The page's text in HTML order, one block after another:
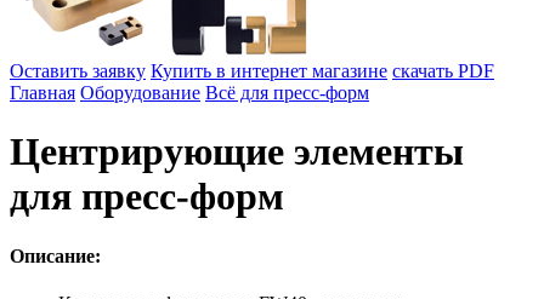
Оставить заявку Купить в интернет магазине скачать PDF
Главная Оборудование Всё для пресс-форм
Центрирующие элементы
для пресс-форм
Описание: